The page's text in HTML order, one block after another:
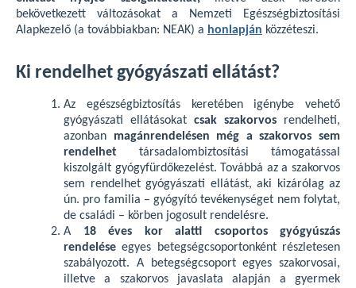
bekövetkezett változásokat a Nemzeti Egészségbiztosítási
Alapkezelő (a továbbiakban: NEAK) a honlapján közzéteszi.
Ki rendelhet gyógyászati ellátást?
Az egészségbiztosítás keretében igénybe vehető
gyógyászati ellátásokat csak szakorvos rendelheti,
azonban magánrendelésen még a szakorvos sem
rendelhet társadalombiztosítási támogatással
kiszolgált gyógyfürdőkezelést. Továbbá az a szakorvos
sem rendelhet gyógyászati ellátást, aki kizárólag az
ún. pro familia – gyógyító tevékenységet nem folytat,
de családi – körben jogosult rendelésre.
A 18 éves kor alatti csoportos gyógyúszás
rendeléseegyes betegségcsoportonként részletesen
szabályozott. A betegségcsoport egyes szakorvosai,
illetve a szakorvos javaslata alapján a gyermek